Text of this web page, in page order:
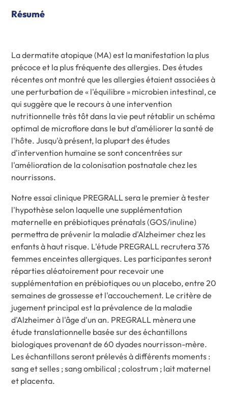
Résumé
La dermatite atopique (MA) est la manifestation la plus
précoce et la plus fréquente des allergies. Des études
récentes ont montré que les allergies étaient associées à
une perturbation de « l'équilibre » microbien intestinal, ce
qui suggère que le recours à une intervention
nutritionnelle très tôt dans la vie peut rétablir un schéma
optimal de microflore dans le but d'améliorer la santé de
l'hôte. Jusqu'à présent, la plupart des études
d'intervention humaine se sont concentrées sur
l'amélioration de la colonisation postnatale chez les
nourrissons.
Notre essai clinique PREGRALL sera le premier à tester
l'hypothèse selon laquelle une supplémentation
maternelle en prébiotiques prénatals (GOS/inuline)
permettra de prévenir la maladie d'Alzheimer chez les
enfants à haut risque. L'étude PREGRALL recrutera 376
femmes enceintes allergiques. Les participantes seront
réparties aléatoirement pour recevoir une
supplémentation en prébiotiques ou un placebo, entre 20
semaines de grossesse et l'accouchement. Le critère de
jugement principal est la prévalence de la maladie
d'Alzheimer à l'âge d'un an. PREGRALL mènera une
étude translationnelle basée sur des échantillons
biologiques provenant de 60 dyades nourrisson-mère.
Les échantillons seront prélevés à différents moments :
sang et selles ; sang ombilical ; colostrum ; lait maternel
et placenta.